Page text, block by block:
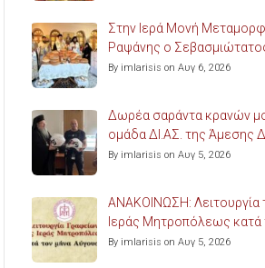
Στην Ιερά Μονή
Ραψάνης ο
By imlarisis on Αυγ 6, 2026
Δωρέα σαράντα κρανών
ομάδα ΔΙ.ΑΣ. της Άμεσης
By imlarisis on Αυγ 5, 2026
ΑΝΑΚΟΙΝΩΣΗ: Λειτουργία
Ιεράς Μητροπόλεως κατά
By imlarisis on Αυγ 5, 2026